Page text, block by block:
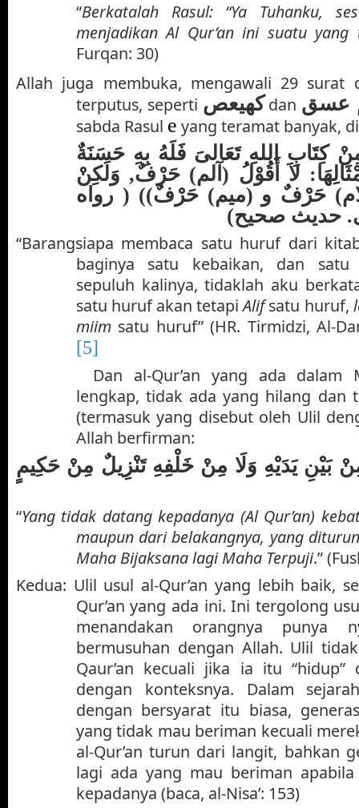
“Berkatalah Rasul: “Ya Tuhanku,
menjadikan Al Qur’an ini suatu yang
Furqan: 30)
Allah juga membuka, mengawali 29 surat
terputus, seperti كهيعصdan عسق
sabda Rasul e yang teramat banyak,
كِتَابِ اللهِ تَعَالىَ فَلَهُ بِهِ حَسَنَةٌ
لاَ أَقُوْلُ (آلم) حَرْفٌ, وَلَكِنْ
حَرْفٌ و (ميم) حَرْفٌ)) ( رواه
حديث صحيح)
“Barangsiapa membaca satu huruf dari
baginya satu kebaikan, dan satu
sepuluh kalinya, tidaklah aku
satu huruf akan tetapiAlifsatu huruf,
miim satu huruf” (HR. Tirmidzi, Al-
[5]
Dan al-Qur’an yang ada dalam
lengkap, tidak ada yang hilang dan
(termasuk yang disebut oleh Ulil
Allah berfirman:
مِنْ بَيْنِ يَدَيْهِ وَلَا مِنْ خَلْفِهِ تَنْزِيلٌ مِنْ حَكِيمٍ
“Yang tidak datang kepadanya (Al Qur’an)
maupun dari belakangnya, yang
Maha Bijaksana lagi Maha Terpuji.”
Kedua: Ulil usul al-Qur’an yang lebih baik,
Qur’an yang ada ini. Ini tergolong
menandakan orangnya punya
bermusuhan dengan Allah. Ulil
Qaur’an kecuali jika ia itu
dengan konteksnya. Dalam
dengan bersyarat itu biasa,
yang tidak mau beriman kecuali
al-Qur’an turun dari langit, bahkan
lagi ada yang mau beriman
kepadanya (baca, al-Nisa’: 153)